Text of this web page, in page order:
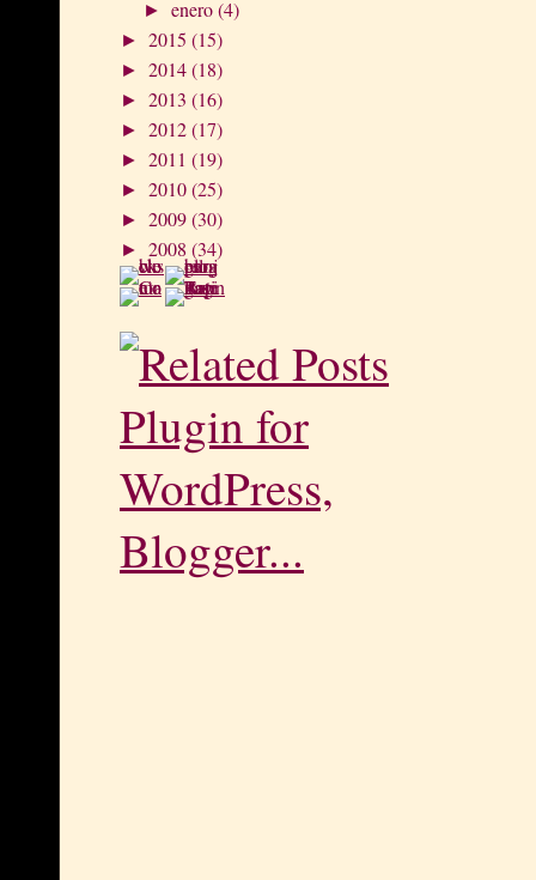
►enero(4)
► 2015 (15)
► 2014(18)
► 2013 (16)
► 2012(17)
► 2011 (19)
► 2010(25)
► 2009(30)
► 2008 (34)